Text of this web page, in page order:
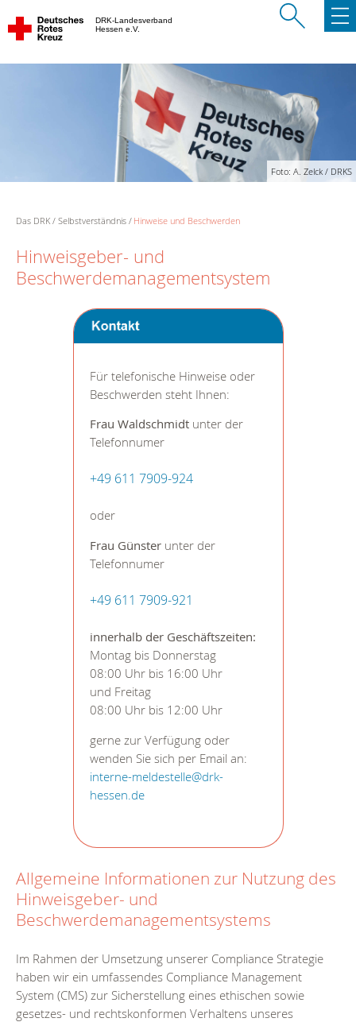
DRK-Landesverband
Hessen e.V.
Foto: A. Zelck / DRKS
Das DRK Selbstverständnis Hinweise und Beschwerden
Hinweisgeber- und
Beschwerdemanagementsystem
Für telefonische Hinweise oder
Beschwerden steht Ihnen:
Frau Waldschmidt unter der
Telefonnumer
+49 611 7909-924
oder
Frau Günster unter der
Telefonnumer
+49 611 7909-921
innerhalb der Geschäftszeiten:
Montag bis Donnerstag
08:00 Uhr bis 16:00 Uhr
und Freitag
08:00 Uhr bis 12:00 Uhr
gerne zur Verfügung oder
wenden Sie sich per Email an:
interne-meldestelle@drk-
hessen.de
Allgemeine Informationen zur Nutzung des
Hinweisgeber- und
Beschwerdemanagementsystems
Im Rahmen der Umsetzung unserer Compliance Strategie
haben wir ein umfassendes Compliance Management
System (CMS) zur Sicherstellung eines ethischen sowie
gesetzes- und rechtskonformen Verhaltens unseres